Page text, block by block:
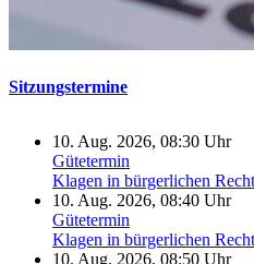
Sitzungstermine
10. Aug. 2026, 08:30 Uhr
Gütetermin
Klagen in bürgerlichen
10. Aug. 2026, 08:40 Uhr
Gütetermin
Klagen in bürgerlichen
10. Aug. 2026, 08:50 Uhr